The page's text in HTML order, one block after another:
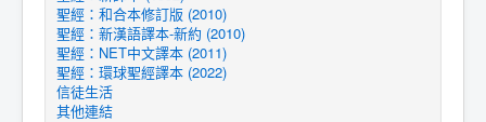
聖經：和合本修訂版 (2010)
聖經：新漢語譯本-新約 (2010)
聖經：NET中文譯本 (2011)
聖經：環球聖經譯本 (2022)
信徒生活
其他連結